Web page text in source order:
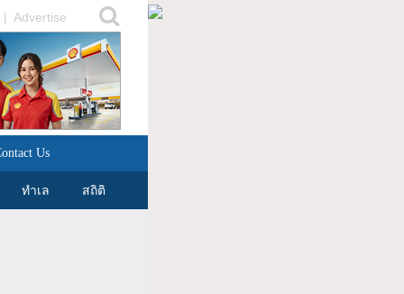
| Advertise
Us
ทำเล สถิติ